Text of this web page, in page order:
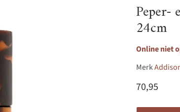
Peper-
24cm
Online niet
Merk
Huidige prijs
70,95